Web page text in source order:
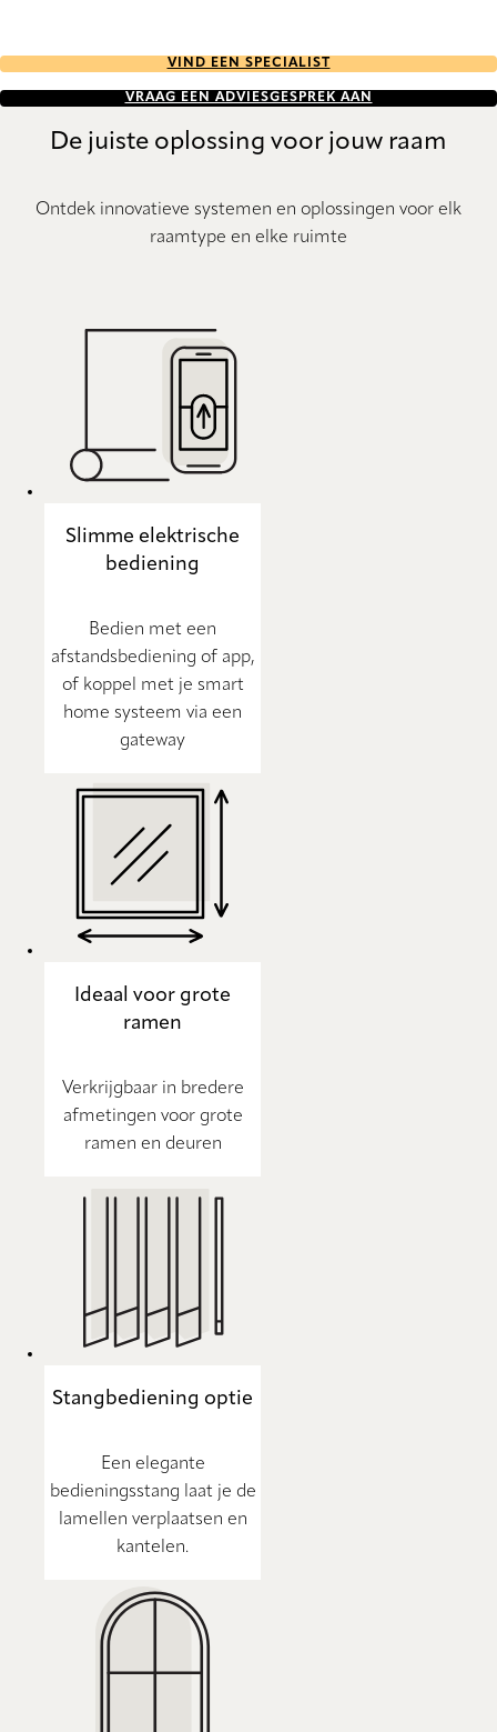
VIND EEN SPECIALIST
VRAAG EEN ADVIESGESPREK AAN
De juiste oplossing voor jouw raam
Ontdek innovatieve systemen en oplossingen voor elk
raamtype en elke ruimte
Slimme elektrische
bediening
Bedien met een
afstandsbediening of app,
of koppel met je smart
home systeem via een
gateway
Ideaal voor grote
ramen
Verkrijgbaar in bredere
afmetingen voor grote
ramen en deuren
Stangbediening optie
Een elegante
bedieningsstang laat je de
lamellen verplaatsen en
kantelen.